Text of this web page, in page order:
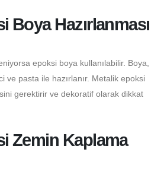
Boya Hazırlanması
epoksi boya kullanılabilir. Boya,
ve pasta ile hazırlanır. Metalik epoksi
gerektirir ve dekoratif olarak dikkat
Zemin Kaplama